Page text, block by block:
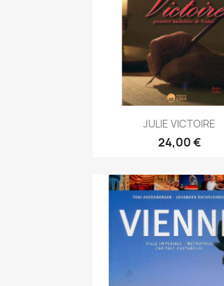
Aperçu rapide
JULIE VICTOIRE
24,00 €